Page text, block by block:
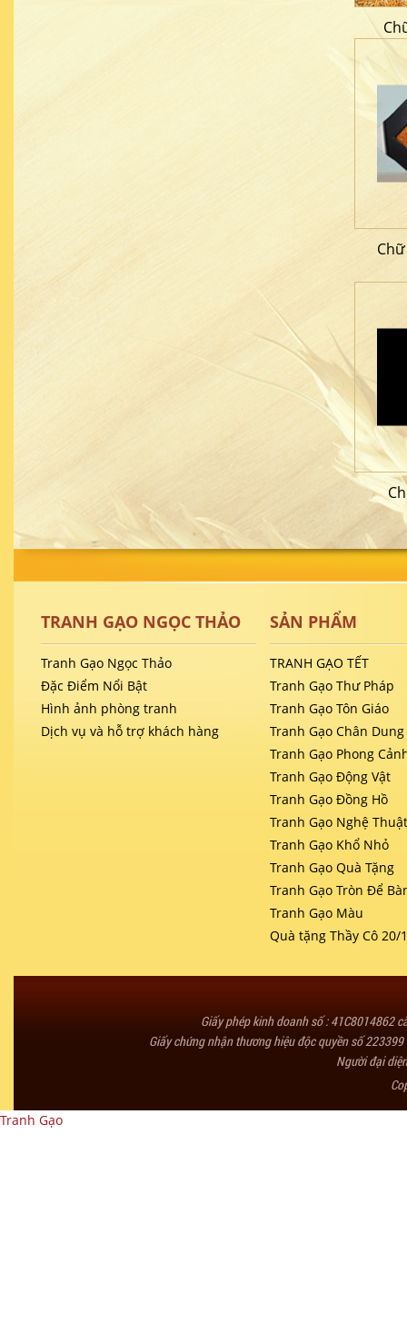
TRANH GẠO NGỌC THẢO
Tranh Gạo Ngọc Thảo
Đặc Điểm Nổi Bật
Hình ảnh phòng tranh
Dịch vụ và hỗ trợ khách hàng
SẢN PHẨM
TRANH GẠO TẾT
Tranh Gạo Thư Pháp
Tranh Gạo Tôn Giáo
Tranh Gạo Chân Dung
Tranh Gạo Phong
Tranh Gạo Động Vật
Tranh Gạo Đồng Hồ
Tranh Gạo Nghệ
Tranh Gạo Khổ Nhỏ
Tranh Gạo Quà Tặng
Tranh Gạo Tròn Để
Tranh Gạo Màu
Quà tặng Thầy Cô 20/
Giấy phép kinh doanh số : 41C8014862
Giấy chứng nhận thương hiệu độc quyền số
Người đại
Tranh Gạo